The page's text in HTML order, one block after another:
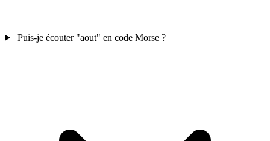
Puis-je écouter "aout" en code Morse ?